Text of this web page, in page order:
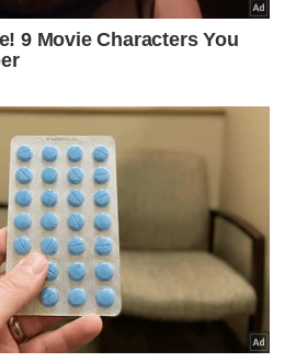
com lenços umedecidos
escoamento lento no vaso
preventiva se o encanamento
que o vaso já
esse descarte?
demora para baixar a água,
ou devolve odor pelo
estar com passagem
não precisa estar